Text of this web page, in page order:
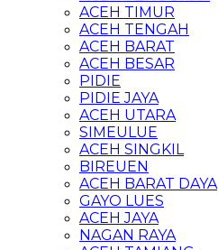
ACEH TIMUR
ACEH TENGAH
ACEH BARAT
ACEH BESAR
PIDIE
PIDIE JAYA
ACEH UTARA
SIMEULUE
ACEH SINGKIL
BIREUEN
ACEH BARAT DAYA
GAYO LUES
ACEH JAYA
NAGAN RAYA